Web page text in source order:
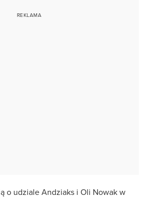
o udziale Andziaks i Oli Nowak w